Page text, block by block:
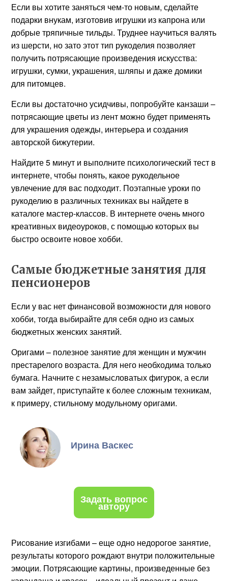
Если вы хотите заняться чем-то новым, сделайте
подарки внукам, изготовив игрушки из капрона или
добрые тряпичные тильды. Труднее научиться валять
из шерсти, но зато этот тип рукоделия позволяет
получить потрясающие произведения искусства:
игрушки, сумки, украшения, шляпы и даже домики
для питомцев.
Если вы достаточно усидчивы, попробуйте канзаши –
потрясающие цветы из лент можно будет применять
для украшения одежды, интерьера и создания
авторской бижутерии.
Найдите 5 минут и выполните психологический тест в
интернете, чтобы понять, какое рукодельное
увлечение для вас подходит. Поэтапные уроки по
рукоделию в различных техниках вы найдете в
каталоге мастер-классов. В интернете очень много
креативных видеоуроков, с помощью которых вы
быстро освоите новое хобби.
Самые бюджетные занятия для
пенсионеров
Если у вас нет финансовой возможности для нового
хобби, тогда выбирайте для себя одно из самых
бюджетных женских занятий.
Оригами – полезное занятие для женщин и мужчин
престарелого возраста. Для него необходима только
бумага. Начните с незамысловатых фигурок, а если
вам зайдет, приступайте к более сложным техникам,
к примеру, стильному модульному оригами.
Ирина Васкес
Задать вопрос
автору
Рисование изгибами – еще одно недорогое занятие,
результаты которого рождают внутри положительные
эмоции. Потрясающие картины, произведенные без